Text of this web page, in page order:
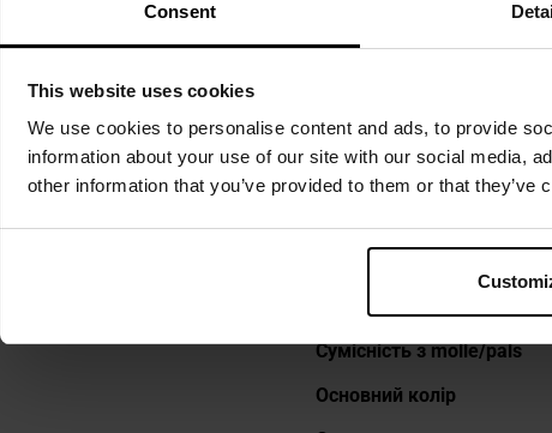
Consent
This website uses cookies
We use cookies to personalise content and ads, to provide
information about your use of our site with our social media,
other information that you’ve provided to them or that
призначена для лівшів
кріплення до поясу за допомогою поясної платформи
Докладніше
Сумісність з molle/pals
Основний колір